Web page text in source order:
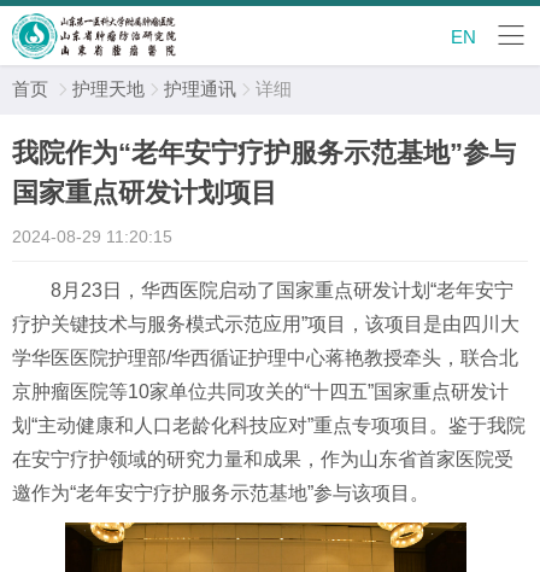
EN
首页  护理天地  护理通讯  详细
我院作为“老年安宁疗护服务示范基地”参与
国家重点研发计划项目
2024-08-29 11:20:15
8月23日 ， 华西医院启动了国家重点研发计划 “老年安宁
疗护关键技术与服务模式示范应用”项目， 该项目是由四川大
学华医医院护理部/华西循证护理中心蒋艳教授牵头，联合北
京肿瘤医院等10家单位共同攻关的“十四五”国家重点研发计
划“主动健康和人口老龄化科技应对”重点专项项目。 鉴于我院
在安宁疗护领域的研究力量和成果，作为山东省首家医院受
邀作为“老年安宁疗护服务示范基地”参与该项目。